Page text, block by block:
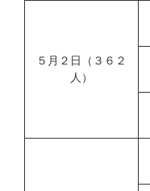
５月２日（３６２
人）